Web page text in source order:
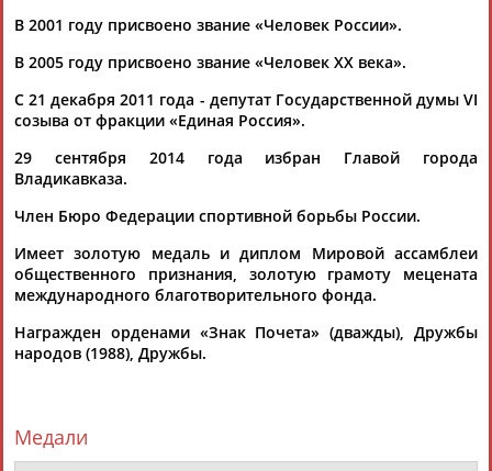
24 персон из 13181
ТАБЛО АКТИВНОСТИ
ЦЕЛИ ПРОЕКТА
Вопросы сотрудничества и совместной деятельностиinform@infosport.ru
Разработка и поддержка ООО НАИТ «Стадион»
Адресов в новостной рассылке: 997
В 2001 году присвоено звание «Человек России».
В 2005 году присвоено звание «Человек XX века».
С 21 декабря 2011 года - депутат Государственной думы VI
созыва от фракции «Единая Россия».
29 сентября 2014 года избран Главой города
Владикавказа.
Член Бюро Федерации спортивной борьбы России.
Имеет золотую медаль и диплом Мировой ассамблеи
общественного признания, золотую грамоту мецената
международного благотворительного фонда.
Награжден орденами «Знак Почета» (дважды), Дружбы
народов (1988), Дружбы.
Медали